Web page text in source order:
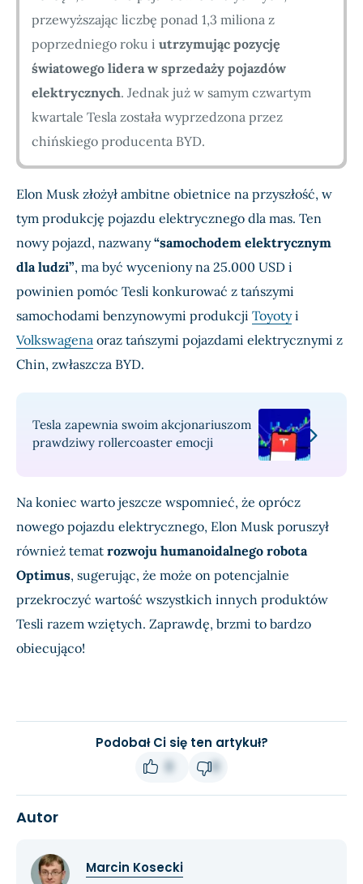
przewyższając liczbę ponad 1,3 miliona z
poprzedniego roku i utrzymując pozycję
światowego lidera w sprzedaży pojazdów
elektrycznych. Jednak już w samym czwartym
kwartale Tesla została wyprzedzona przez
chińskiego producenta BYD.
Elon Musk złożył ambitne obietnice na przyszłość, w
tym produkcję pojazdu elektrycznego dla mas. Ten
nowy pojazd, nazwany“samochodem elektrycznym
dla ludzi”, ma być wyceniony na 25.000 USD i
powinien pomóc Tesli konkurować z tańszymi
samochodami benzynowymi produkcji Toyotyi
Volkswagena oraz tańszymi pojazdami elektrycznymi z
Chin, zwłaszcza BYD.
Tesla zapewnia swoim akcjonariuszom
prawdziwy rollercoaster emocji
Na koniec warto jeszcze wspomnieć, że oprócz
nowego pojazdu elektrycznego, Elon Musk poruszył
również temat rozwoju humanoidalnego robota
Optimus, sugerując, że może on potencjalnie
przekroczyć wartość wszystkich innych produktów
Tesli razem wziętych. Zaprawdę, brzmi to bardzo
obiecująco!
Podobał Ci się ten artykuł?
Autor
Marcin Kosecki